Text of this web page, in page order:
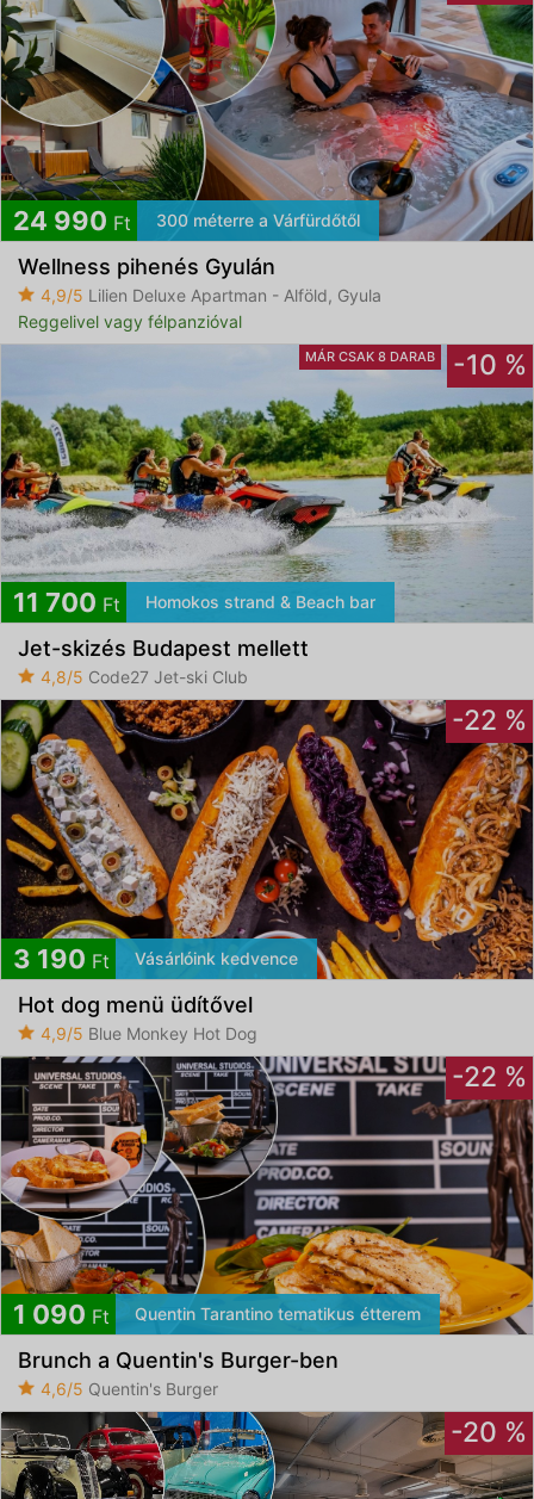
24 990 Ft 300 méterre a Várfürdőtől
Wellness pihenés Gyulán
4,9/5 Lilien Deluxe Apartman - Alföld, Gyula
Reggelivel vagy félpanzióval
MÁR CSAK 8 DARAB -10 %
11 700 Ft Homokos strand & Beach bar
Jet-skizés Budapest mellett
4,8/5 Code27 Jet-ski Club
-22 %
3 190 Ft Vásárlóink kedvence
Hot dog menü üdítővel
4,9/5 Blue Monkey Hot Dog
-22 %
1 090 Ft Quentin Tarantino tematikus étterem
Brunch a Quentin's Burger-ben
4,6/5 Quentin's Burger
-20 %